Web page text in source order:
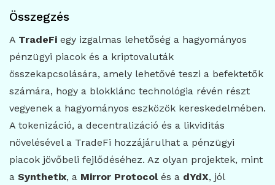
Összegzés
A TradeFi egy izgalmas lehetőség a hagyományos
pénzügyi piacok és a kriptovaluták
összekapcsolására, amely lehetővé teszi a befektetők
számára, hogy a blokklánc technológia révén részt
vegyenek a hagyományos eszközök kereskedelmében.
A tokenizáció, a decentralizáció és a likviditás
növelésével a TradeFi hozzájárulhat a pénzügyi
piacok jövőbeli fejlődéséhez. Az olyan projektek, mint
a Synthetix, a Mirror Protocolés a dYdX, jól